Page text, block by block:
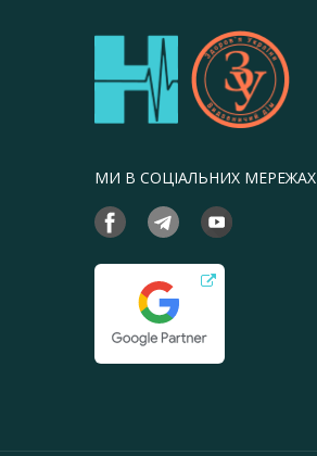
МИ В СОЦІАЛЬНИХ МЕРЕЖАХ